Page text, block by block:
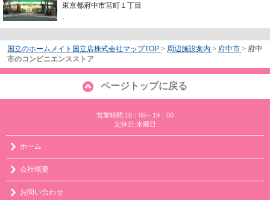
東京都府中市宮町１丁目
-
国立のホームメイト国立店株式会社マップTOP > 周辺施設案内 > 府中市 > 府中
市のコンビニエンスストア
ページトップに戻る
営業時間:10：00～19：00
定休日:水曜日
ホーム
会社概要
お問い合わせ